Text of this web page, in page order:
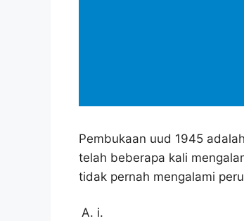
Pembukaan uud 1945
telah beberapa kali
tidak pernah mengalami
i.